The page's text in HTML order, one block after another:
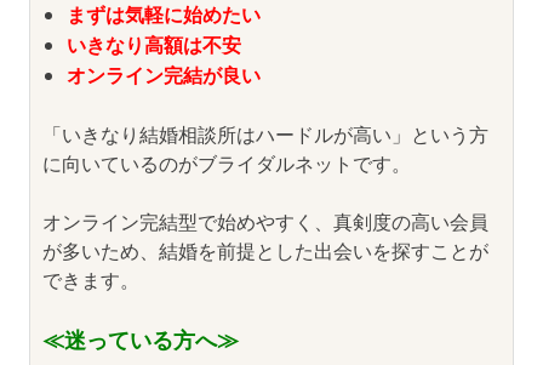
まずは気軽に始めたい
いきなり高額は不安
オンライン完結が良い
「いきなり結婚相談所はハードルが高い」という方
に向いているのがブライダルネットです。
オンライン完結型で始めやすく、真剣度の高い会員
が多いため、結婚を前提とした出会いを探すことが
できます。
≪迷っている方へ≫